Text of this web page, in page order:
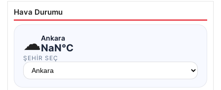
Hava Durumu
☁Ankara
NaN°C
ŞEHIR SEÇ